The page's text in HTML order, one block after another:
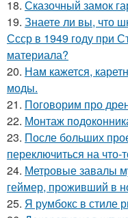
18. Сказочный замок
19. Знаете ли вы, что
Ссср в 1949 году при
материала?
20. Нам кажется,
моды.
21. Поговорим про
22. Монтаж
23. После больших
переключиться на что-
24. Метровые завалы
геймер, проживший в
25. Я румбокс в стиле